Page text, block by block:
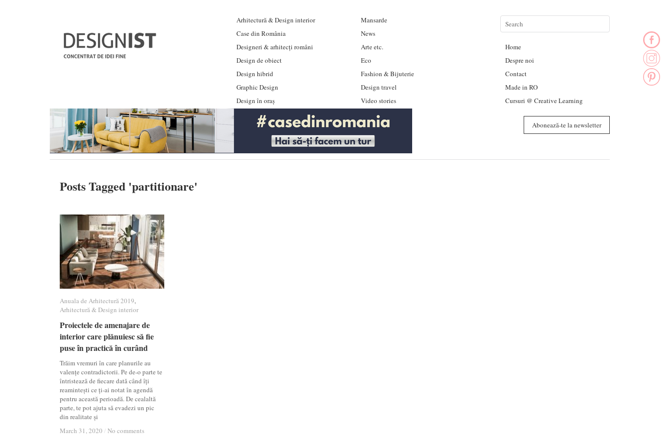
Arhitectură & Design interior
Case din România
Designeri & arhitecți români
Design de obiect
Design hibrid
Graphic Design
Design în oraș
Mansarde
News
Arte etc.
Eco
Fashion & Bijuterie
Design travel
Video stories
Home
Despre noi
Contact
Made in RO
Cursuri @ Creative Learning
Abonează-te la newsletter
Posts Tagged 'partitionare'
Anuala de Arhitectură 2019,
Arhitectură & Design interior
Proiectele de amenajare de
interior care plănuiesc să fie
puse în practică în curând
Trăim vremuri în care planurile au
valențe contradictorii. Pe de-o parte te
întristează de fiecare dată când îți
reamintești ce ți-ai notat în agendă
pentru această perioadă. De cealaltă
parte, te pot ajuta să evadezi un pic
din realitate și
March 31, 2020 / No comments
Anuala de Arhitectură 2019
Arhitectură & Design interior
Proiectele de amenajare de
interior care plănuiesc să fie
puse în practică în curând
March 31, 2020 / No comments